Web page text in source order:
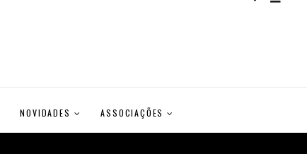
NOVIDADES ASSOCIAÇÕES